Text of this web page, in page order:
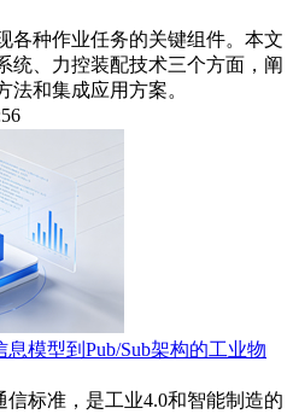
各种作业任务的关键组件。本文
统、力控装配技术三个方面，阐
法和集成应用方案。
模型到Pub/Sub架构的工业物
标准，是工业4.0和智能制造的